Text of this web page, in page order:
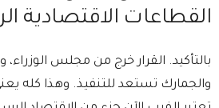
القطاعات الاقتصادية
⁠بالتأكيد. ⁠القرار خرج من مجلس
والجمارك تستعد للتنفيذ. ⁠وهذا كله